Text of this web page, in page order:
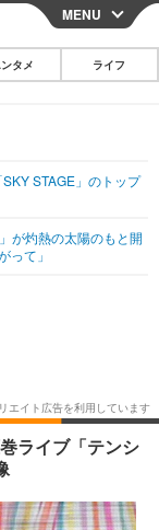
CLOSE
その他
画・ドラマ
その他
MENU
ンタメ ライフ
STAGE」のトップ
が灼熱の太陽のもと開
って」
ライブ「テンシ